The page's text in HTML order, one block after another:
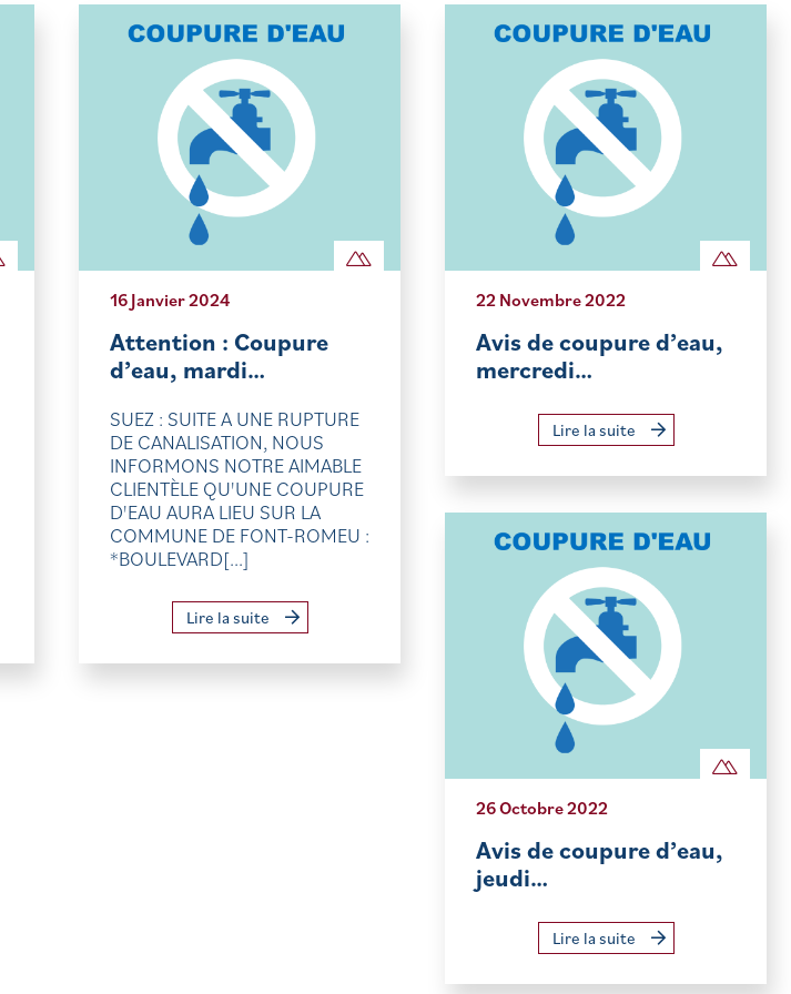
16 Janvier 2024
Attention : Coupure
d’eau, mardi…
SUEZ : SUITE A UNE RUPTURE
DE CANALISATION, NOUS
INFORMONS NOTRE AIMABLE
CLIENTÈLE QU'UNE COUPURE
D'EAU AURA LIEU SUR LA
COMMUNE DE FONT-ROMEU :
*BOULEVARD[...]
Lire la suite
22 Novembre 2022
Avis de coupure d’eau,
mercredi…
Lire la suite
26 Octobre 2022
Avis de coupure d’eau,
jeudi…
Lire la suite